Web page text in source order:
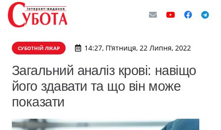
СУБОТНІЙ ЛІКАР 14:27, П’ятниця, 22 Липня, 2022
Загальний аналіз крові: навіщо
його здавати та що він може
показати